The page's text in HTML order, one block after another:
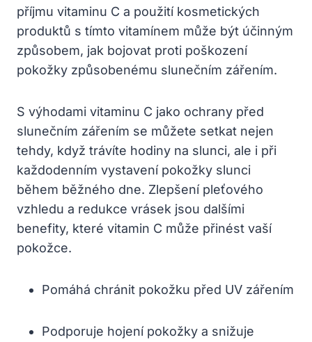
příjmu vitaminu C a použití⁤ kosmetických
produktů s tímto vitamínem může být účinným
způsobem, jak⁤ bojovat proti poškození
pokožky způsobenému slunečním zářením.
S výhodami vitaminu C jako ochrany před
slunečním⁤ zářením se můžete setkat nejen
tehdy, když ⁤trávíte hodiny na slunci, ale ‍i při‍
každodenním vystavení pokožky slunci
během běžného ‍dne. ‍Zlepšení pleťového
vzhledu a redukce vrásek jsou dalšími
benefity, které vitamin C ​může přinést vaší​
pokožce.
Pomáhá chránit ⁣pokožku ‌před ⁤UV zářením
Podporuje hojení ⁣pokožky a snižuje